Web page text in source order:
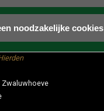
noodzakelijke cookies
special
2026
Zwaluwhoeve